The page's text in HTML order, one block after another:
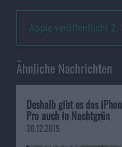
Apple veröffentlicht 2.
Ähnliche Nachrichten
Deshalb gibt es das
Pro auch in Nachtgrün
30.12.2019